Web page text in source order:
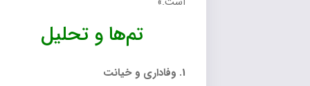
تم‌ها و تحلیل